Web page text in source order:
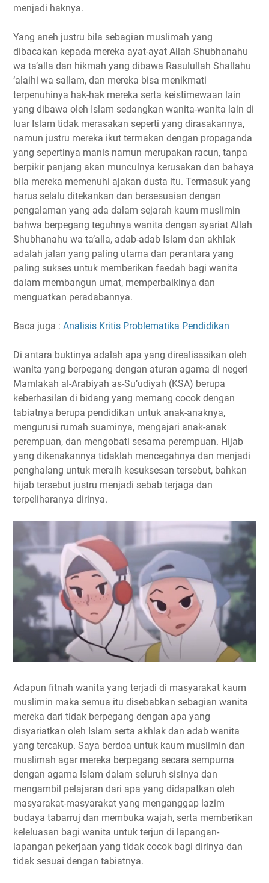
menjadi haknya.
Yang aneh justru bila sebagian muslimah yang
dibacakan kepada mereka ayat-ayat Allah Shubhanahu
wa ta’alla dan hikmah yang dibawa Rasulullah Shallahu
‘alaihi wa sallam, dan mereka bisa menikmati
terpenuhinya hak-hak mereka serta keistimewaan lain
yang dibawa oleh Islam sedangkan wanita-wanita lain di
luar Islam tidak merasakan seperti yang dirasakannya,
namun justru mereka ikut termakan dengan propaganda
yang sepertinya manis namun merupakan racun, tanpa
berpikir panjang akan munculnya kerusakan dan bahaya
bila mereka memenuhi ajakan dusta itu. Termasuk yang
harus selalu ditekankan dan bersesuaian dengan
pengalaman yang ada dalam sejarah kaum muslimin
bahwa berpegang teguhnya wanita dengan syariat Allah
Shubhanahu wa ta’alla, adab-adab Islam dan akhlak
adalah jalan yang paling utama dan perantara yang
paling sukses untuk memberikan faedah bagi wanita
dalam membangun umat, memperbaikinya dan
menguatkan peradabannya.
Baca juga : Analisis Kritis Problematika Pendidikan
Di antara buktinya adalah apa yang direalisasikan oleh
wanita yang berpegang dengan aturan agama di negeri
Mamlakah al-Arabiyah as-Su’udiyah (KSA) berupa
keberhasilan di bidang yang memang cocok dengan
tabiatnya berupa pendidikan untuk anak-anaknya,
mengurusi rumah suaminya, mengajari anak-anak
perempuan, dan mengobati sesama perempuan. Hijab
yang dikenakannya tidaklah mencegahnya dan menjadi
penghalang untuk meraih kesuksesan tersebut, bahkan
hijab tersebut justru menjadi sebab terjaga dan
terpeliharanya dirinya.
Adapun fitnah wanita yang terjadi di masyarakat kaum
muslimin maka semua itu disebabkan sebagian wanita
mereka dari tidak berpegang dengan apa yang
disyariatkan oleh Islam serta akhlak dan adab wanita
yang tercakup. Saya berdoa untuk kaum muslimin dan
muslimah agar mereka berpegang secara sempurna
dengan agama Islam dalam seluruh sisinya dan
mengambil pelajaran dari apa yang didapatkan oleh
masyarakat-masyarakat yang menganggap lazim
budaya tabarruj dan membuka wajah, serta memberikan
keleluasan bagi wanita untuk terjun di lapangan-
lapangan pekerjaan yang tidak cocok bagi dirinya dan
tidak sesuai dengan tabiatnya.